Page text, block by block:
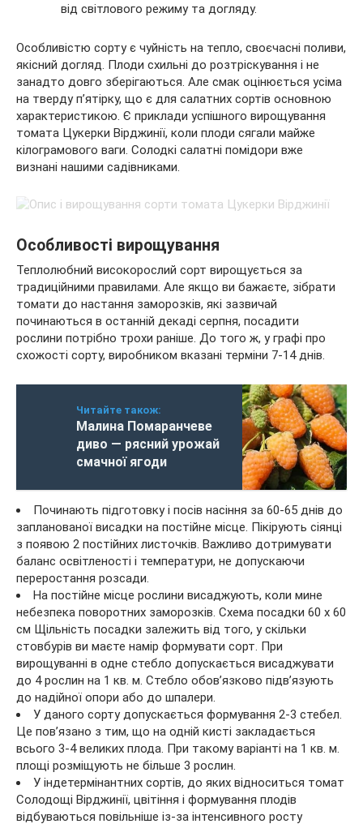
від світлового режиму та догляду.
Особливістю сорту є чуйність на тепло, своєчасні поливи,
якісний догляд. Плоди схильні до розтріскування і не
занадто довго зберігаються. Але смак оцінюється усіма
на тверду п’ятірку, що є для салатних сортів основною
характеристикою. Є приклади успішного вирощування
томата Цукерки Вірджинії, коли плоди сягали майже
кілограмового ваги. Солодкі салатні помідори вже
визнані нашими садівниками.
Особливості вирощування
Теплолюбний високорослий сорт вирощується за
традиційними правилами. Але якщо ви бажаєте, зібрати
томати до настання заморозків, які зазвичай
починаються в останній декаді серпня, посадити
рослини потрібно трохи раніше. До того ж, у графі про
схожості сорту, виробником вказані терміни 7-14 днів.
Читайте також:
Малина Помаранчеве
диво — рясний урожай
смачної ягоди
Починають підготовку і посів насіння за 60-65 днів до
запланованої висадки на постійне місце. Пікірують сіянці
з появою 2 постійних листочків. Важливо дотримувати
баланс освітленості і температури, не допускаючи
переростання розсади.
На постійне місце рослини висаджують, коли мине
небезпека поворотних заморозків. Схема посадки 60 х 60
см Щільність посадки залежить від того, у скільки
стовбурів ви маєте намір формувати сорт. При
вирощуванні в одне стебло допускається висаджувати
до 4 рослин на 1 кв. м. Стебло обов’язково підв’язують
до надійної опори або до шпалери.
У даного сорту допускається формування 2-3 стебел.
Це пов’язано з тим, що на одній кисті закладається
всього 3-4 великих плода. При такому варіанті на 1 кв. м.
площі розміщують не більше 3 рослин.
У індетермінантних сортів, до яких відноситься томат
Солодощі Вірджинії, цвітіння і формування плодів
відбуваються повільніше із-за інтенсивного росту